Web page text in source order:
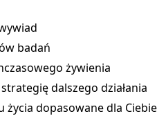
badań
żywienia
dalszego działania
życia dopasowane dla Ciebie